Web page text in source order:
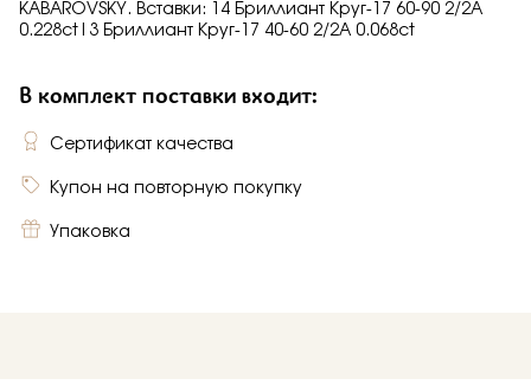
KABAROVSKY. Вставки: 14 Бриллиант Круг-17 60-90 2/2А
0.228ct|3 Бриллиант Круг-17 40-60 2/2А 0.068ct
В комплект поставки входит:
Сертификат качества
Купон на повторную покупку
Упаковка